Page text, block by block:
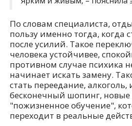
По словам специалиста,
пользу именно тогда, когда
после усилий. Такое
человека устойчивее,
противном случае психика
начинает искать замену.
стать переедание,
бесконечный шопинг,
"пожизненное обучение",
переходит в реальные